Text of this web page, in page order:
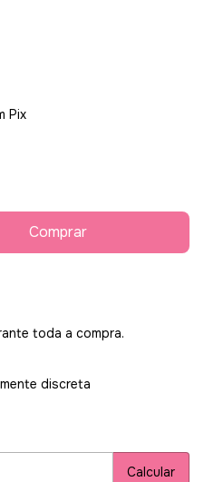
Pix
toda a compra.
discreta
Calcular